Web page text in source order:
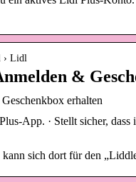
› Lidl
&
erhalten
App. · Stellt sicher, dass
sich dort für den